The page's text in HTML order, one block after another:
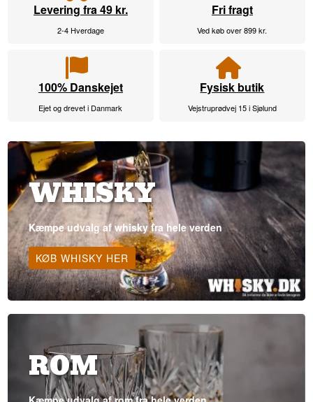
Levering fra 49 kr.
2-4 Hverdage
Fri fragt
Ved køb over 899 kr.
100% Danskejet
Ejet og drevet i Danmark
Fysisk butik
Vejstruprødvej 15 i Sjølund
WHISKY
Kæmpe udvalg af whisky fra hele verden
KØB WHISKY HER
ROM